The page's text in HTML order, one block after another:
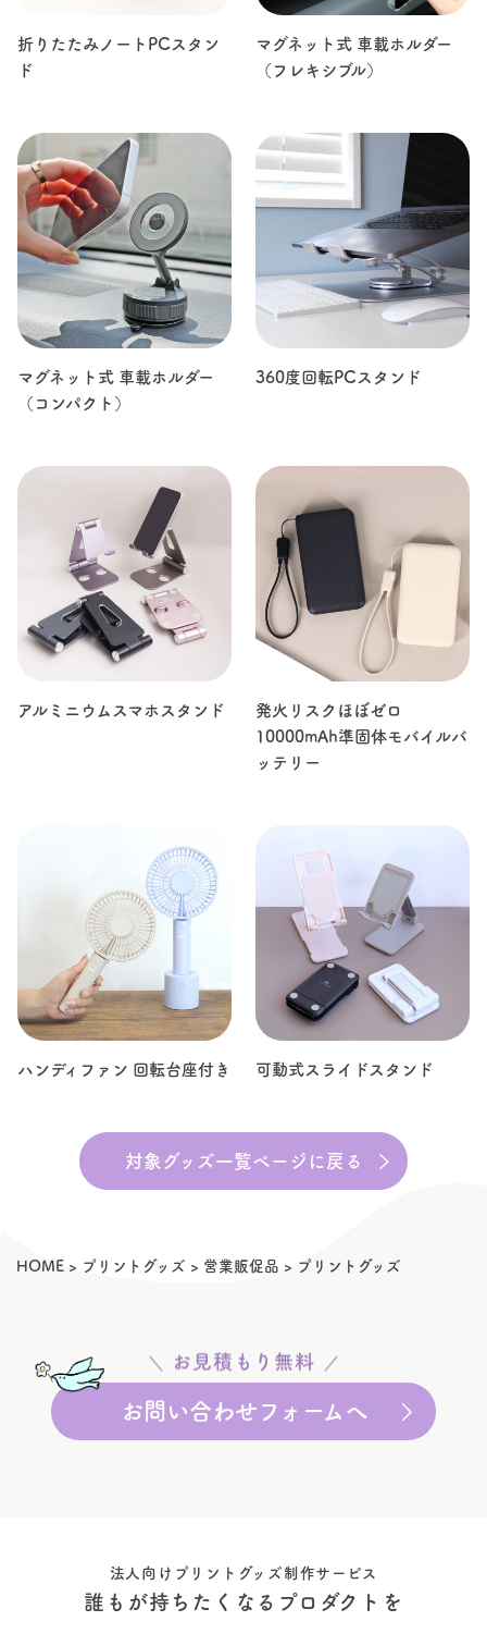
折りたたみノートPCスタン
ド
マグネット式 車載ホルダー
（フレキシブル）
マグネット式 車載ホルダー
（コンパクト）
360度回転PCスタンド
アルミニウムスマホスタンド
発火リスクほぼゼロ
10000mAh準固体モバイルバ
ッテリー
ハンディファン 回転台座付き 可動式スライドスタンド
対象グッズ一覧ページに戻る
HOME > プリントグッズ > 営業販促品 > プリントグッズ
お見積もり無料
お問い合わせフォームへ
法人向けプリントグッズ制作サービス
誰もが持ちたくなるプロダクトを